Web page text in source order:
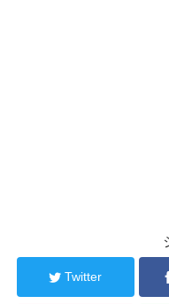
Twitter